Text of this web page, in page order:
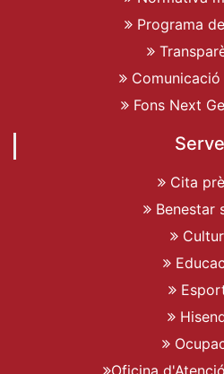
Programa
Comunicació
Fons Next
Cita
Benestar
Oficina